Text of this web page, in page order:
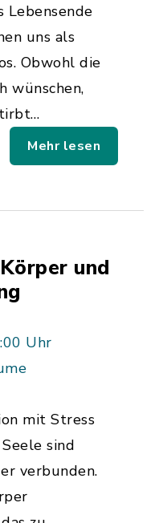
uns als
Obwohl die
wünschen,
Mehr lesen
und
Uhr
mit Stress
sind
verbunden.